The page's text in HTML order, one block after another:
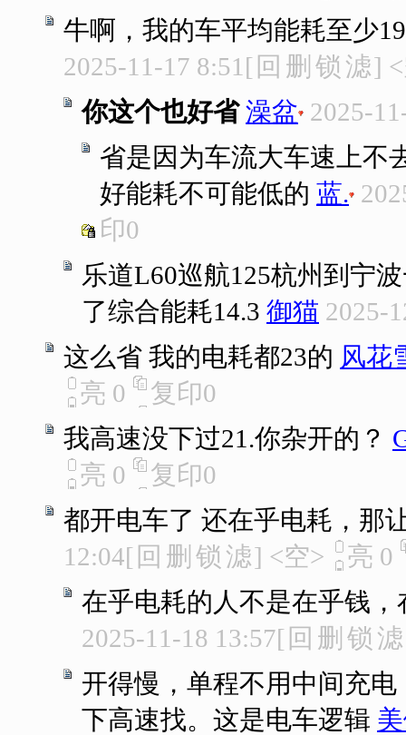
牛啊，我的车平均能耗至少
2025-11-17 8:51 [ 回 删 锁 滤]
你这个也好省 澡盆 2025-
省是因为车流大车速上不
好能耗不可能低的 蓝.
印0
乐道L60巡航125杭州到宁
了综合能耗14.3 御猫 2025-
这么省 我的电耗都23的 风花
亮 0 复印0
我高速没下过21.你杂开的？
亮 0 复印0
都开电车了 还在乎电耗，那
12:04[ 回 删 锁 滤] <空> 亮 0
在乎电耗的人不是在乎钱
2025-11-18 13:57[ 回 删 锁 滤
开得慢，单程不用中间充
下高速找。这是电车逻辑